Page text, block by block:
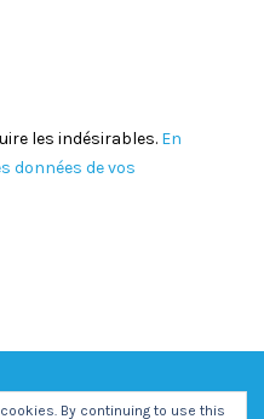
les indésirables. En
données de vos
By continuing to use this